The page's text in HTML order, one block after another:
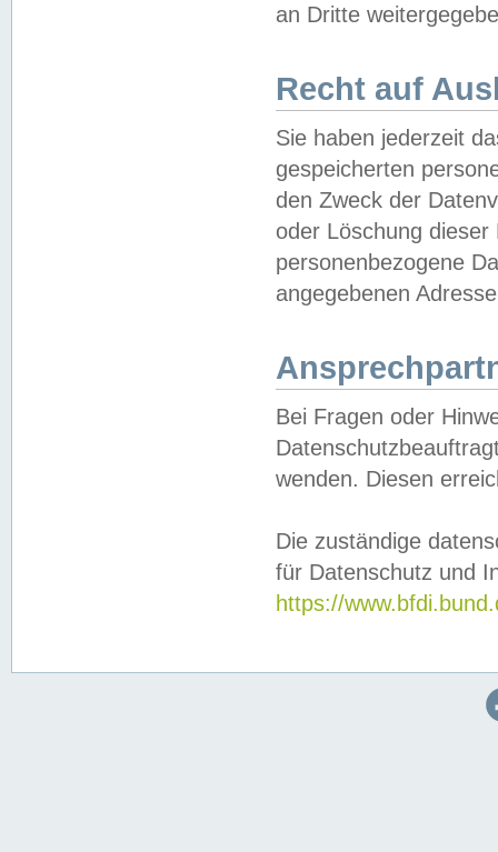
an Dritte
Recht auf
Sie haben jederzeit
gespeicherten
den Zweck der
oder Löschung
personenbezogene
angegebenen
Bei Fragen oder
wenden. Diesen
Die zuständige
für Datenschutz und
https://